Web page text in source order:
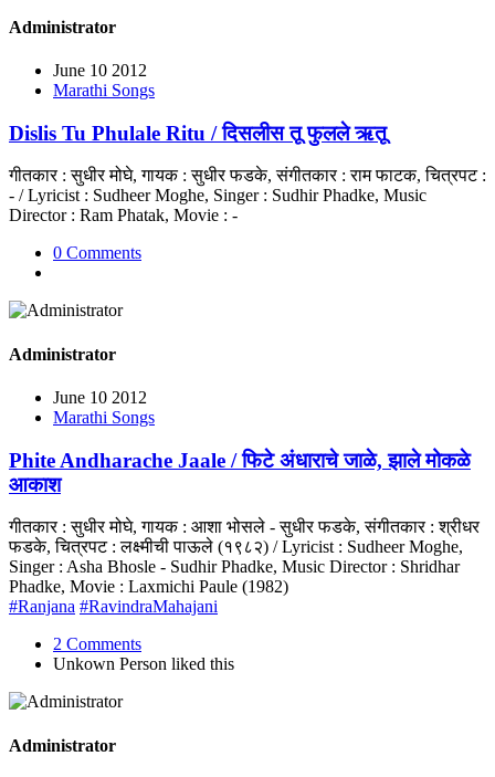
Administrator
June 10 2012
Marathi Songs
Dislis Tu Phulale Ritu / दिसलीस तू फुलले ऋतू
गीतकार : सुधीर मोघे, गायक : सुधीर फडके, संगीतकार : राम फाटक, चित्रपट :
- / Lyricist : Sudheer Moghe, Singer : Sudhir Phadke, Music
Director : Ram Phatak, Movie : -
0 Comments
Administrator
June 10 2012
Marathi Songs
Phite Andharache Jaale / फिटे अंधाराचे जाळे, झाले मोकळे
आकाश
गीतकार : सुधीर मोघे, गायक : आशा भोसले - सुधीर फडके, संगीतकार : श्रीधर
फडके, चित्रपट : लक्ष्मीची पाऊले (१९८२) / Lyricist : Sudheer Moghe,
Singer : Asha Bhosle - Sudhir Phadke, Music Director : Shridhar
Phadke, Movie : Laxmichi Paule (1982)
#Ranjana #RavindraMahajani
2 Comments
Unkown Person liked this
Administrator